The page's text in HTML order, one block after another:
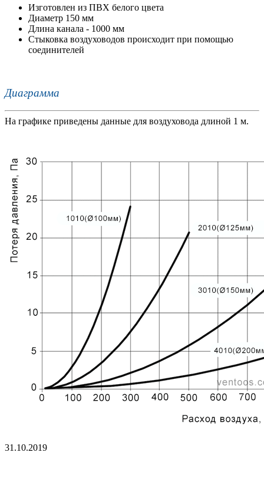
Изготовлен из ПВХ белого цвета
Диаметр 150 мм
Длина канала - 1000 мм
Стыковка воздуховодов происходит при помощью
соединителей
Диаграмма
На графике приведены данные для воздуховода длиной 1 м.
31.10.2019